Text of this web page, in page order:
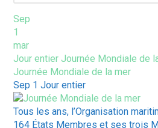
Sep
1
mar
Jour entierJournée Mondiale de
Journée Mondiale de la mer
Sep 1Jour entier
Tous les ans, l’Organisation
164 États Membres et ses trois